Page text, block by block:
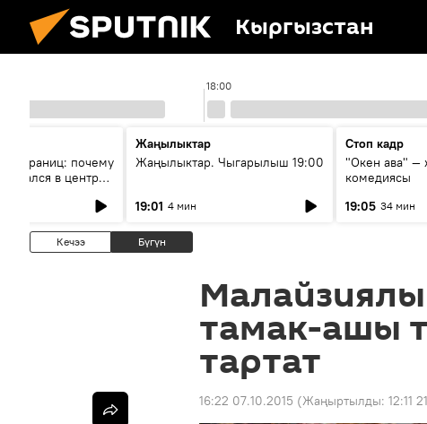
Кыргызстан
18:00
границ: почему
в центре
Жаңылыктар
Жаңылыктар. Чыгарылыш 19:00
19:01 4 мин
Стоп кадр
"Окен ава" —
комедиясы
19:05 34 мин
Кечээ Бүгүн
тамак-ашы
тартат
16:22 07.10.2015 (Жаңыртылды: 12:11